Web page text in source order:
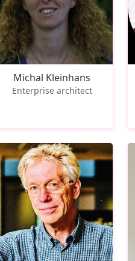
Michal Kleinhans
Enterprise architect